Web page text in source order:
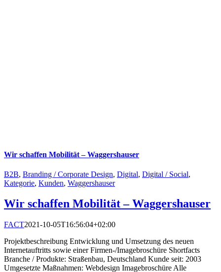
Wir schaffen Mobilität – Waggershauser
B2B, Branding / Corporate Design, Digital, Digital / Social,
Kategorie, Kunden, Waggershauser
Wir schaffen Mobilität – Waggershauser
FACT2021-10-05T16:56:04+02:00
Projektbeschreibung Entwicklung und Umsetzung des neuen
Internetauftritts sowie einer Firmen-/Imagebroschüre Shortfacts
Branche / Produkte: Straßenbau, Deutschland Kunde seit: 2003
Umgesetzte Maßnahmen: Webdesign Imagebroschüre Alle